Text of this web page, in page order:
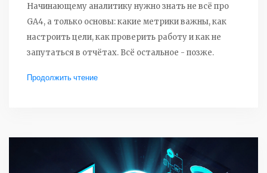
Начинающему аналитику нужно знать не всё про
GA4, а только основы: какие метрики важны, как
настроить цели, как проверить работу и как не
запутаться в отчётах. Всё остальное - позже.
Продолжить чтение